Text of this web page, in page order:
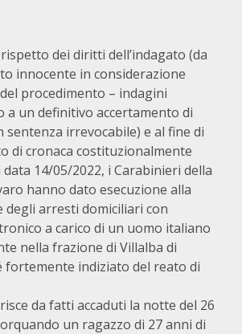
dei diritti dell’indagato (da
innocente in considerazione
procedimento – indagini
a un definitivo accertamento di
sentenza irrevocabile) e al fine di
di cronaca costituzionalmente
14/05/2022, i Carabinieri della
hanno dato esecuzione alla
degli arresti domiciliari con
a carico di un uomo italiano
nella frazione di Villalba di
fortemente indiziato del reato di
da fatti accaduti la notte del 26
un ragazzo di 27 anni di